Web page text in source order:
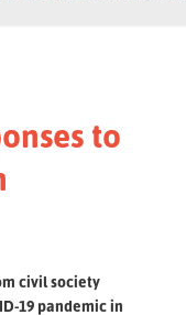
to
civil society
19 pandemic in